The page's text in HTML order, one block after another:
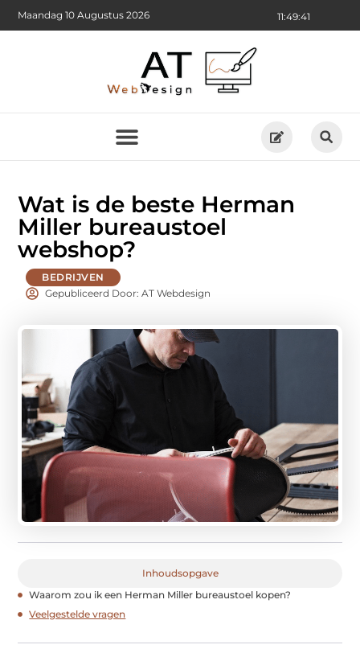
11:49:42
Maandag 10 Augustus 2026
Wat is de beste Herman
Miller bureaustoel
webshop?
BEDRIJVEN
Gepubliceerd Door: AT Webdesign
Inhoudsopgave
Waarom zou ik een Herman Miller bureaustoel kopen?
Veelgestelde vragen